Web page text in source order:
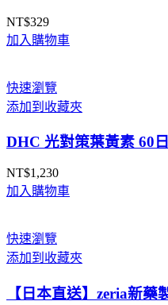
NT$329
加入購物車
快速瀏覽
添加到收藏夾
DHC 光對策葉黃素 60
NT$1,230
加入購物車
快速瀏覽
添加到收藏夾
【日本直送】zeria新